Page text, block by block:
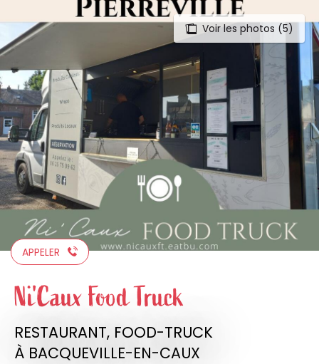
Aller
au
contenu
principal
Voir les photos (5)
APPELER
Ni'Caux Food Truck
RESTAURANT, FOOD-TRUCK
À BACQUEVILLE-EN-CAUX